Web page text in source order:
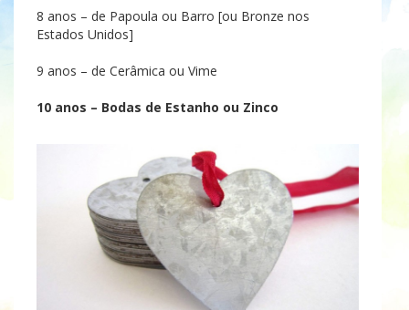
8 anos – de Papoula ou Barro [ou Bronze nos
Estados Unidos]
9 anos – de Cerâmica ou Vime
10 anos – Bodas de Estanho ou Zinco